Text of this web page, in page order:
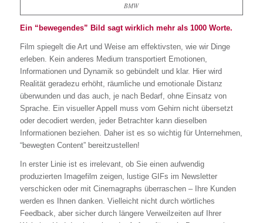
BMW
Ein “bewegendes” Bild sagt wirklich mehr als 1000 Worte.
Film spiegelt die Art und Weise am effektivsten, wie wir Dinge
erleben. Kein anderes Medium transportiert Emotionen,
Informationen und Dynamik so gebündelt und klar. Hier wird
Realität geradezu erhöht, räumliche und emotionale Distanz
überwunden und das auch, je nach Bedarf, ohne Einsatz von
Sprache. Ein visueller Appell muss vom Gehirn nicht übersetzt
oder decodiert werden, jeder Betrachter kann dieselben
Informationen beziehen. Daher ist es so wichtig für Unternehmen,
“bewegten Content” bereitzustellen!
In erster Linie ist es irrelevant, ob Sie einen aufwendig
produzierten Imagefilm zeigen, lustige GIFs im Newsletter
verschicken oder mit Cinemagraphs überraschen – Ihre Kunden
werden es Ihnen danken. Vielleicht nicht durch wörtliches
Feedback, aber sicher durch längere Verweilzeiten auf Ihrer